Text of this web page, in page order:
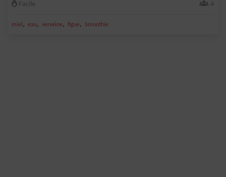
Facile 4
miel , eau, verveine, figue, Smoothie